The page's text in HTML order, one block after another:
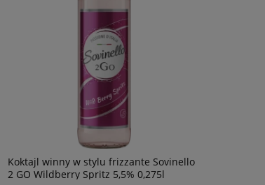
Koktajl winny w stylu frizzante Sovinello
2 GO Wildberry Spritz 5,5% 0,275l